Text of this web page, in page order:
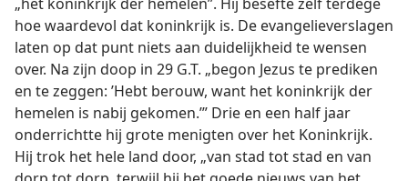
hoe waardevol dat koninkrijk is. De evangelieverslagen
laten op dat punt niets aan duidelijkheid te wensen
over. Na zijn doop in 29 G.T. „begon Jezus te prediken
en te zeggen: ’Hebt berouw, want het koninkrijk der
hemelen is nabij gekomen.’” Drie en een half jaar
onderrichtte hij grote menigten over het Koninkrijk.
Hij trok het hele land door, „van stad tot stad en van